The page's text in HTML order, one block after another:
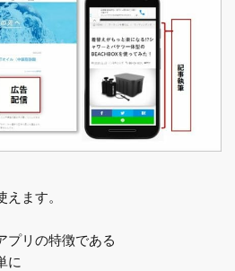
ます。
プリの特徴である
に